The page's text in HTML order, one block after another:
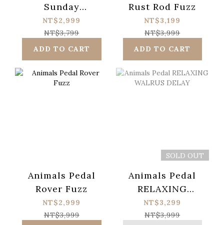
Sunday
Afternoon Is
Infinity Bender
NT$2,999
NT$3,799
ADD TO CART
Rust Rod Fuzz
NT$3,199
NT$3,999
ADD TO CART
Animals Pedal
Rover Fuzz
NT$2,999
NT$3,999
SOLD OUT
Animals Pedal
RELAXING
WALRUS DELAY
NT$3,299
NT$3,999